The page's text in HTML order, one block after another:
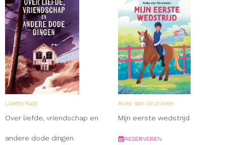
Lisette Kuijt
Over liefde, vriendschap en
andere dode dingen
Anky Van Grunsven
Mijn eerste wedstrijd
RESERVEREN